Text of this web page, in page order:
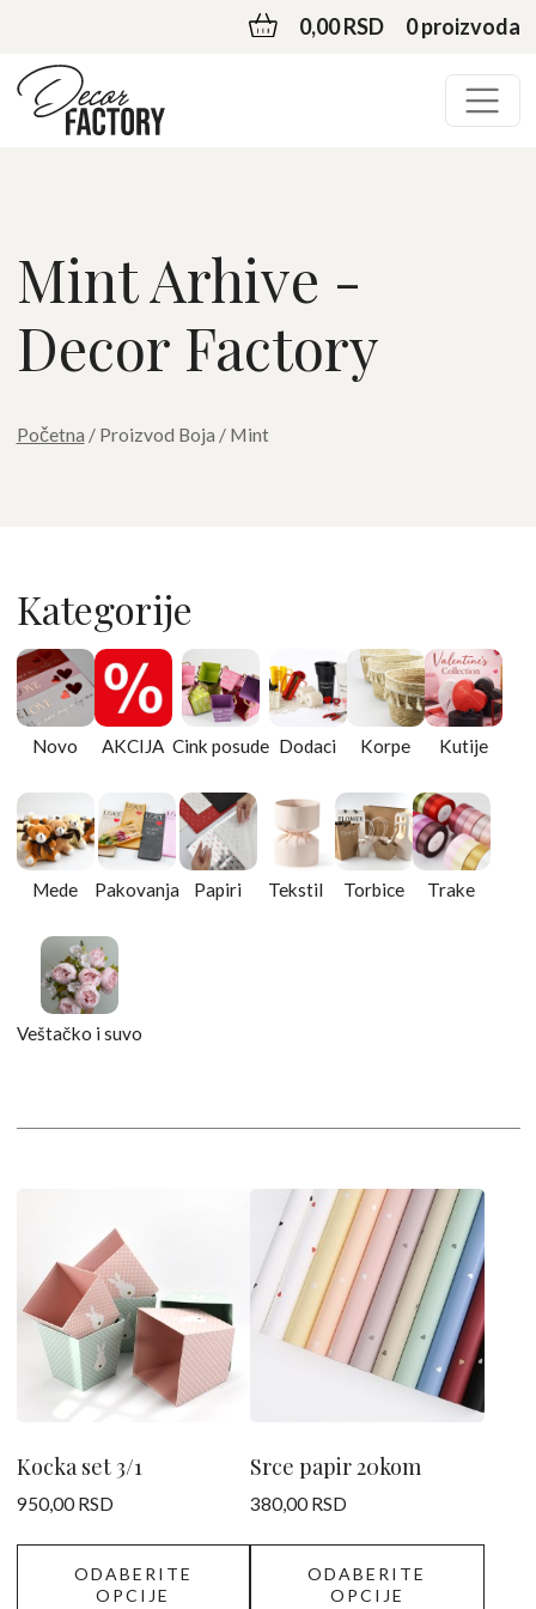
0,00 RSD 0 proizvoda
Mint Arhive -
Decor Factory
Početna / Proizvod Boja / Mint
Kategorije
Novo AKCIJA Cink posude Dodaci Korpe Kutije
Mede Pakovanja Papiri Tekstil Torbice Trake
Veštačko i suvo
Kocka set 3/1
950,00 RSD
ODABERITE
OPCIJE
više
varijanti.
Opcije
mogu
izabrane
na
Srce papir 20kom
380,00 RSD
ODABERITE
OPCIJE
proizvod
ima
više
varijanti.
izabrane
na